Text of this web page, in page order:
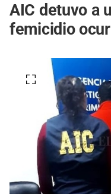
AIC detuvo a
femicidio